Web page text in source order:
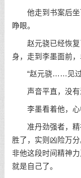
他走到书案后坐
睁眼。
赵元骁已经恢复
身，走到李墨面前，
“赵元骁……见过
声音平直，没有
李墨看着他，心
准丹劲强者，精
胜了，实则凶险万
非他这段时间精神
就是自己了。